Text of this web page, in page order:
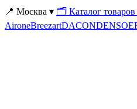
📍 Москва ▾ 🗂 Каталог товаров
AironeBreezartDACONDENSO